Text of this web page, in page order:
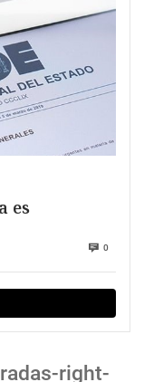
es
0
right-